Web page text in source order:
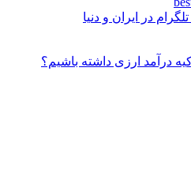
در ایران و دنیا
درآمد ارزی داشته باشیم؟